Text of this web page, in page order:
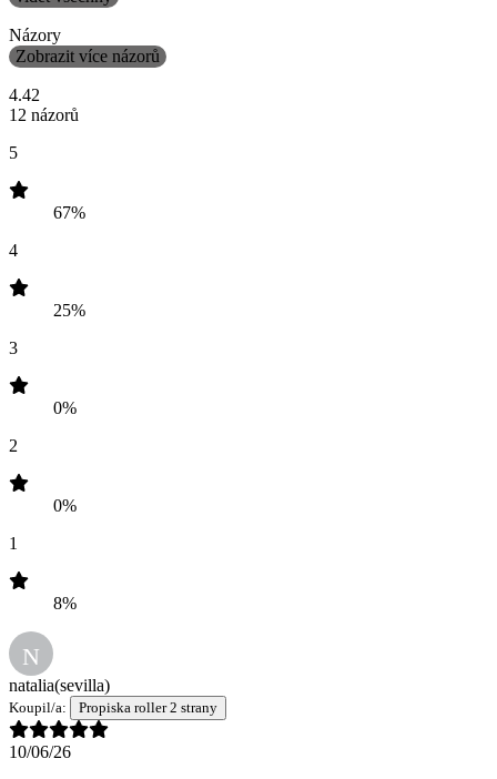
Názory
Zobrazit více názorů
4.42
12 názorů
5
67%
4
25%
3
0%
2
0%
1
8%
N
natalia(sevilla)
Koupil/a: Propiska roller 2 strany
10/06/26